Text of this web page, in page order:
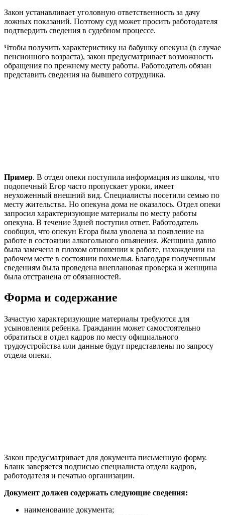
Закон устанавливает уголовную ответственность за дачу
ложных показаний. Поэтому суд может просить работодателя
подтвердить сведения в судебном процессе.
Чтобы получить характеристику на бабушку опекуна (в случае
пенсионного возраста), закон предусматривает возможность
обращения по прежнему месту работы. Работодатель обязан
представить сведения на бывшего сотрудника.
Пример. В отдел опеки поступила информация из школы, что
подопечный Егор часто пропускает уроки, имеет
неухоженный внешний вид. Специалисты посетили семью по
месту жительства. Но опекуна дома не оказалось. Отдел опеки
запросил характеризующие материалы по месту работы
опекуна. В течение 3дней поступил ответ. Работодатель
сообщил, что опекун Егора была уволена за появление на
работе в состоянии алкогольного опьянения. Женщина давно
была замечена в плохом отношении к работе, нахождении на
рабочем месте в состоянии похмелья. Благодаря полученным
сведениям была проведена внеплановая проверка и женщина
была отстранена от обязанностей.
Форма и содержание
Зачастую характеризующие материалы требуются для
усыновления ребенка. Гражданин может самостоятельно
обратиться в отдел кадров по месту официального
трудоустройства или данные будут представлены по запросу
отдела опеки.
Закон предусматривает для документа письменную форму.
Бланк заверяется подписью специалиста отдела кадров,
работодателя и печатью организации.
Документ должен содержать следующие сведения:
наименование документа;